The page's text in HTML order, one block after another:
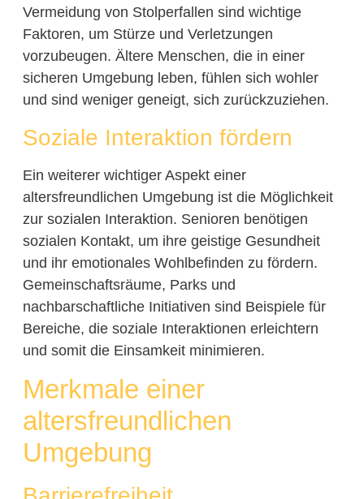
Vermeidung von Stolperfallen sind wichtige
Faktoren, um Stürze und Verletzungen
vorzubeugen. Ältere Menschen, die in einer
sicheren Umgebung leben, fühlen sich wohler
und sind weniger geneigt, sich zurückzuziehen.
Soziale Interaktion fördern
Ein weiterer wichtiger Aspekt einer
altersfreundlichen Umgebung ist die Möglichkeit
zur sozialen Interaktion. Senioren benötigen
sozialen Kontakt, um ihre geistige Gesundheit
und ihr emotionales Wohlbefinden zu fördern.
Gemeinschaftsräume, Parks und
nachbarschaftliche Initiativen sind Beispiele für
Bereiche, die soziale Interaktionen erleichtern
und somit die Einsamkeit minimieren.
Merkmale einer
altersfreundlichen
Umgebung